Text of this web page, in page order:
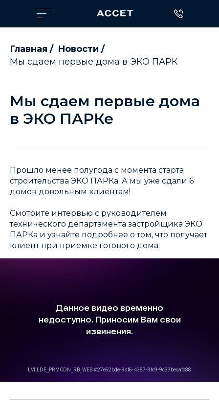
Главная / Новости /
Мы сдаем первые дома в ЭКО ПАРК
Мы сдаем первые дома
в ЭКО ПАРКе
Прошло менее полугода с момента старта
строительства ЭКО ПАРКа. А мы уже сдали 6
домов довольным клиентам!
Смотрите интервью с руководителем
технического департамента застройщика ЭКО
ПАРКа и узнайте подробнее о том, что получает
клиент при приемке готового дома.